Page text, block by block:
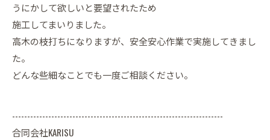
うにかして欲しいと要望されたため
施工してまいりました。
高木の枝打ちになりますが、安全安心作業で実施してきまし
た。
どんな些細なことでも一度ご相談ください。
----------------------------------------------------------------------
合同会社KARISU